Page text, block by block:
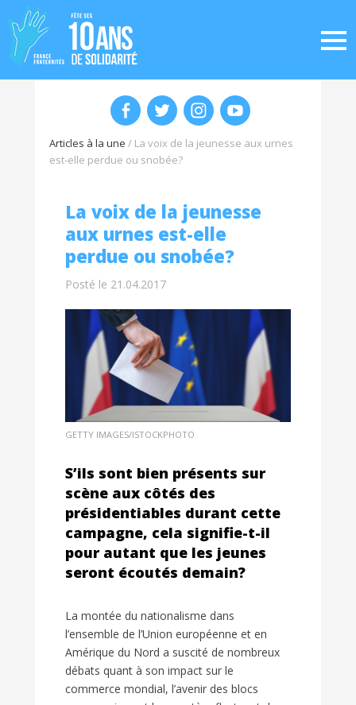
Articles à la une / La voix de la jeunesse aux urnes
est-elle perdue ou snobée?
La voix de la jeunesse
aux urnes est-elle
perdue ou snobée?
Posté le 21.04.2017
GETTY IMAGES/ISTOCKPHOTO
S’ils sont bien présents sur
scène aux côtés des
présidentiables durant cette
campagne, cela signifie-t-il
pour autant que les jeunes
seront écoutés demain?
La montée du nationalisme dans
l’ensemble de l’Union européenne et en
Amérique du Nord a suscité de nombreux
débats quant à son impact sur le
commerce mondial, l’avenir des blocs